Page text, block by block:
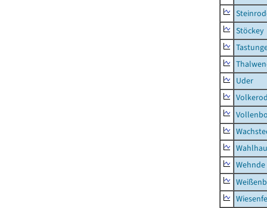
Stöckey
Uder
Wehnde